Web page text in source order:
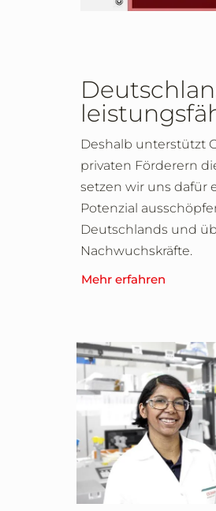
Deshalb unterstützt
privaten Förderern
setzen wir uns dafür
Potenzial
Deutschlands und
Nachwuchskräfte.
Mehr erfahren